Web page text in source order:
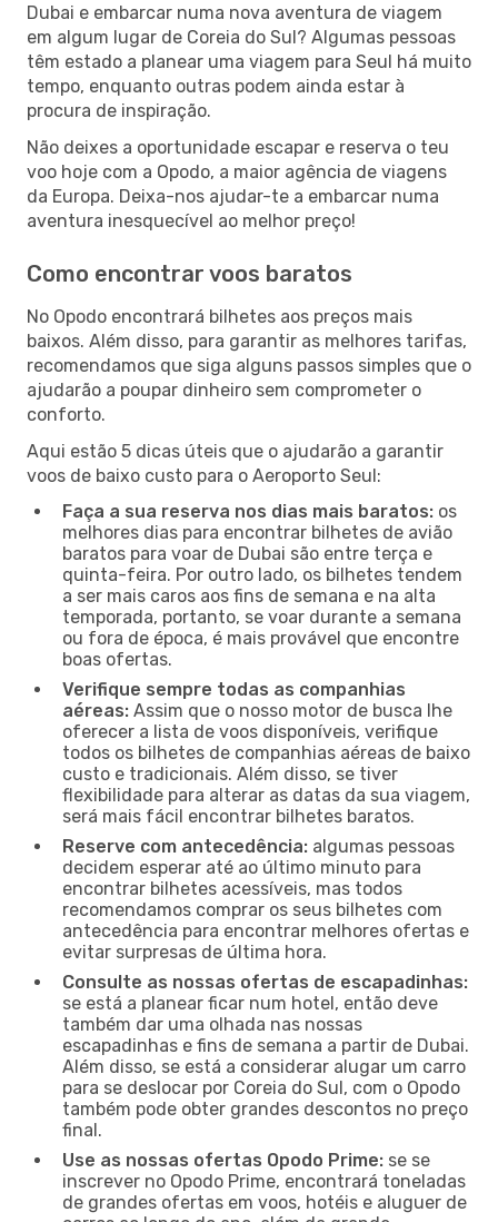
Dubai e embarcar numa nova aventura de viagem
em algum lugar de Coreia do Sul? Algumas pessoas
têm estado a planear uma viagem para Seul há muito
tempo, enquanto outras podem ainda estar à
procura de inspiração.
Não deixes a oportunidade escapar e reserva o teu
voo hoje com a Opodo, a maior agência de viagens
da Europa. Deixa-nos ajudar-te a embarcar numa
aventura inesquecível ao melhor preço!
Como encontrar voos baratos
No Opodo encontrará bilhetes aos preços mais
baixos. Além disso, para garantir as melhores tarifas,
recomendamos que siga alguns passos simples que o
ajudarão a poupar dinheiro sem comprometer o
conforto.
Aqui estão 5 dicas úteis que o ajudarão a garantir
voos de baixo custo para o Aeroporto Seul:
Faça a sua reserva nos dias mais baratos: os
melhores dias para encontrar bilhetes de avião
baratos para voar de Dubai são entre terça e
quinta-feira. Por outro lado, os bilhetes tendem
a ser mais caros aos fins de semana e na alta
temporada, portanto, se voar durante a semana
ou fora de época, é mais provável que encontre
boas ofertas.
Verifique sempre todas as companhias
aéreas: Assim que o nosso motor de busca lhe
oferecer a lista de voos disponíveis, verifique
todos os bilhetes de companhias aéreas de baixo
custo e tradicionais. Além disso, se tiver
flexibilidade para alterar as datas da sua viagem,
será mais fácil encontrar bilhetes baratos.
Reserve com antecedência: algumas pessoas
decidem esperar até ao último minuto para
encontrar bilhetes acessíveis, mas todos
recomendamos comprar os seus bilhetes com
antecedência para encontrar melhores ofertas e
evitar surpresas de última hora.
Consulte as nossas ofertas de escapadinhas:
se está a planear ficar num hotel, então deve
também dar uma olhada nas nossas
escapadinhas e fins de semana a partir de Dubai.
Além disso, se está a considerar alugar um carro
para se deslocar por Coreia do Sul, com o Opodo
também pode obter grandes descontos no preço
final.
Use as nossas ofertas Opodo Prime: se se
inscrever no Opodo Prime, encontrará toneladas
de grandes ofertas em voos, hotéis e aluguer de